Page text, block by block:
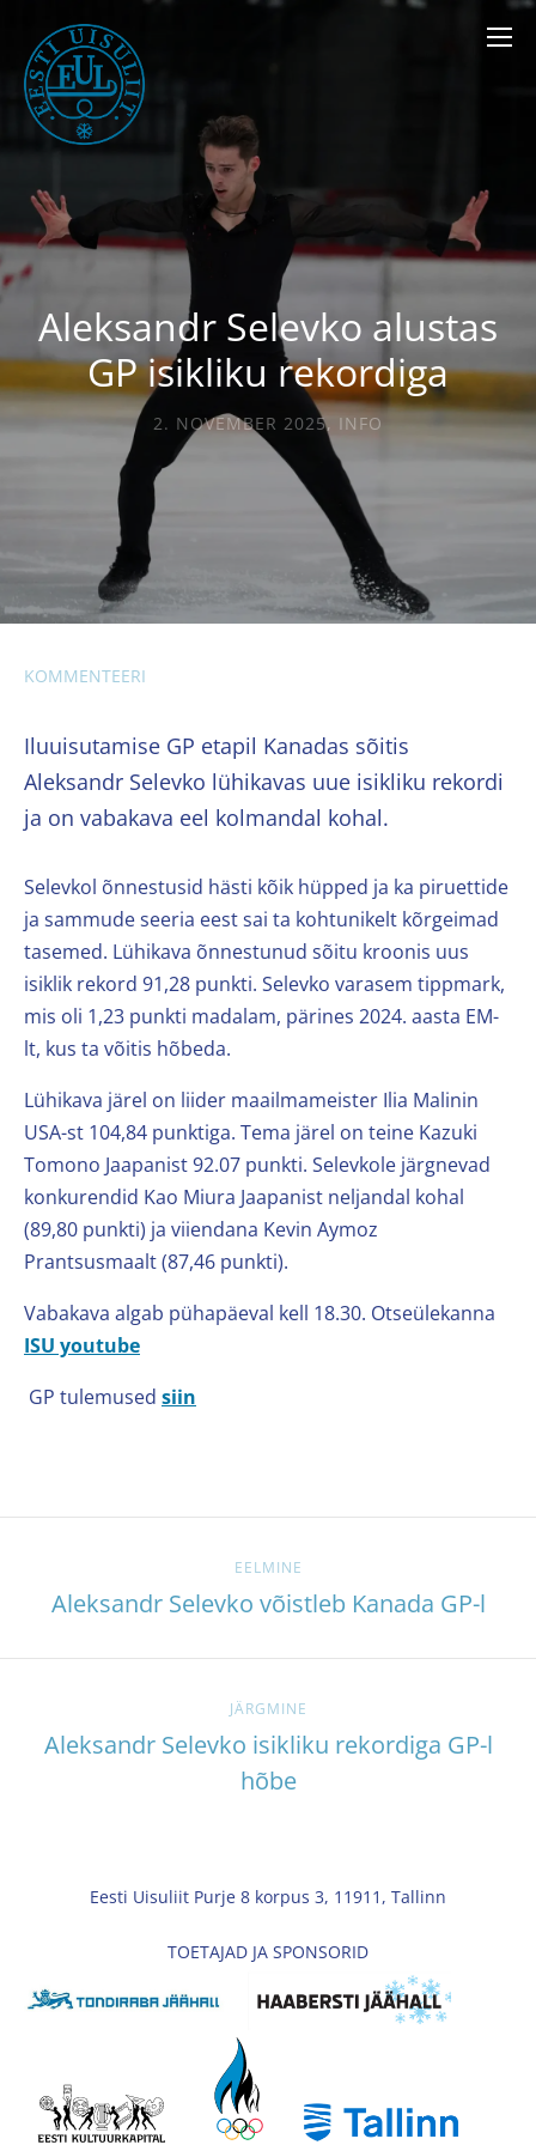
Aleksandr Selevko alustas
GP isikliku rekordiga
2. NOVEMBER 2025, INFO
KOMMENTEERI
Iluuisutamise GP etapil Kanadas sõitis
Aleksandr Selevko lühikavas uue isikliku rekordi
ja on vabakava eel kolmandal kohal.
Selevkol õnnestusid hästi kõik hüpped ja ka piruettide
ja sammude seeria eest sai ta kohtunikelt kõrgeimad
tasemed. Lühikava õnnestunud sõitu kroonis uus
isiklik rekord 91,28 punkti. Selevko varasem tippmark,
mis oli 1,23 punkti madalam, pärines 2024. aasta EM-
lt, kus ta võitis hõbeda.
Lühikava järel on liider maailmameister Ilia Malinin
USA-st 104,84 punktiga. Tema järel on teine Kazuki
Tomono Jaapanist 92.07 punkti. Selevkole järgnevad
konkurendid Kao Miura Jaapanist neljandal kohal
(89,80 punkti) ja viiendana Kevin Aymoz
Prantsusmaalt (87,46 punkti).
Vabakava algab pühapäeval kell 18.30. Otseülekanna
ISU youtube
GP tulemused siin
EELMINE
Aleksandr Selevko võistleb Kanada GP-l
JÄRGMINE
Aleksandr Selevko isikliku rekordiga GP-l
hõbe
Eesti Uisuliit Purje 8 korpus 3, 11911, Tallinn
TOETAJAD JA SPONSORID